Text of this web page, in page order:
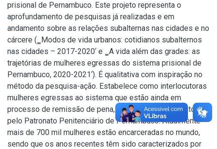
prisional de Pernambuco. Este projeto representa o
aprofundamento de pesquisas já realizadas e em
andamento sobre as relações subalternas nas cidades e no
cárcere (‗Modos de vida urbanos: cotidianos subalternos
nas cidades – 2017-2020‘ e ‗A vida além das grades: as
trajetórias de mulheres egressas do sistema prisional de
Pernambuco, 2020-2021‘). É qualitativa com inspiração no
método da pesquisa-ação. Estabelece como interlocutoras
mulheres egressas ao sistema que estão ainda em
processo de remissão de pena, e em acompanhamento
pelo Patronato Penitenciário de Pernambuco. Atualmente
mais de 700 mil mulheres estão encarceradas no mundo,
sendo que os anos recentes têm sido caracterizados por